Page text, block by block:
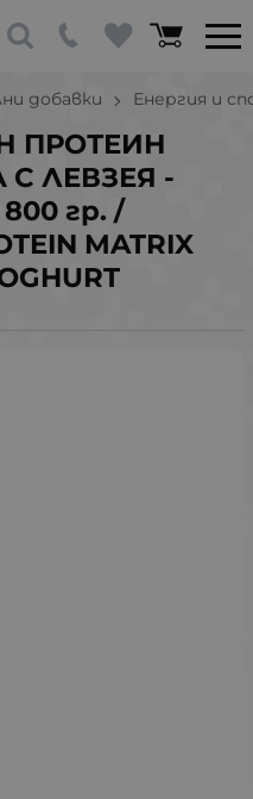
добавки Енергия и
ПРОТЕИН
ЛЕВЗЕЯ -
гр. /
MATRIX